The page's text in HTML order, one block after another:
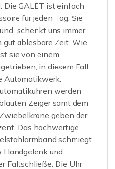
Die GALET ist einfach
für jeden Tag. Sie
schenkt uns immer
gut ablesbare Zeit. Wie
sie von einem
in diesem Fall
Automatikwerk.
werden
Zeiger samt dem
geben der
Das hochwertige
schmiegt
Handgelenk und
Faltschließe. Die Uhr